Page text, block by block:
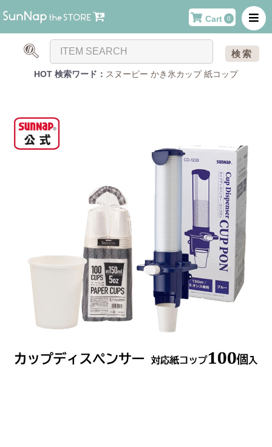
Cart 0
検索
HOT 検索ワード： スヌーピー かき氷カップ 紙コップ